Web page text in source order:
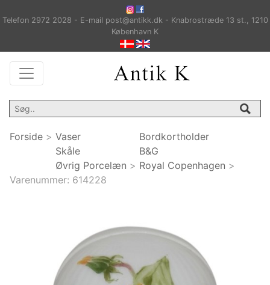
Telefon 2972 2028 - E-mail post@antikk.dk - Knabrostræde 13 st., 1210
København K
Forside > Vaser
Skåle
Øvrig Porcelæn >
Bordkortholder
B&G
Royal Copenhagen >
Varenummer: 614228